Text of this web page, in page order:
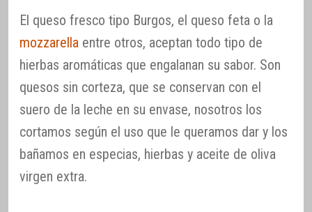
El queso fresco tipo Burgos, el queso feta o la
mozzarella entre otros, aceptan todo tipo de
hierbas aromáticas que engalanan su sabor. Son
quesos sin corteza, que se conservan con el
suero de la leche en su envase, nosotros los
cortamos según el uso que le queramos dar y los
bañamos en especias, hierbas y aceite de oliva
virgen extra.